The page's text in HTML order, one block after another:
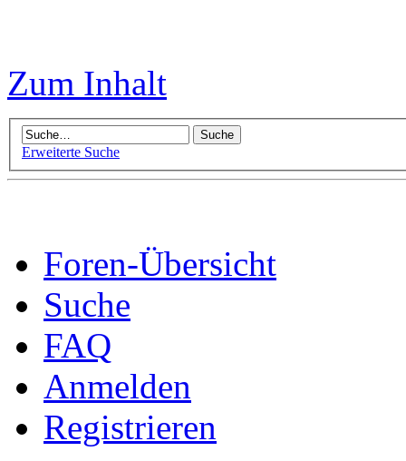
Zum Inhalt
Erweiterte Suche
Foren-Übersicht
Suche
FAQ
Anmelden
Registrieren